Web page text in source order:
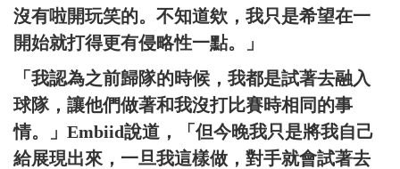
沒有啦開玩笑的。不知道欸，我只是希望在一
開始就打得更有侵略性一點。」
「我認為之前歸隊的時候，我都是試著去融入
球隊，讓他們做著和我沒打比賽時相同的事
情。」Embiid說道，「但今晚我只是將我自己
給展現出來，一旦我這樣做，對手就會試著去